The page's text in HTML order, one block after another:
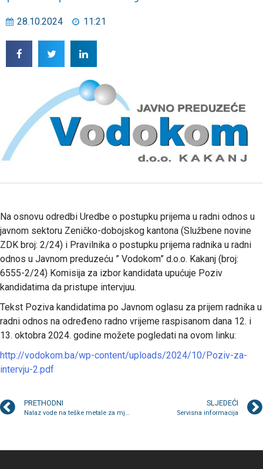
28.10.2024 11:21
Na osnovu odredbi Uredbe o postupku prijema u radni odnos u
javnom sektoru Zeničko-dobojskog kantona (Službene novine
ZDK broj: 2/24) i Pravilnika o postupku prijema radnika u radni
odnos u Javnom preduzeću ” Vodokom” d.o.o. Kakanj (broj:
6555-2/24) Komisija za izbor kandidata upućuje Poziv
kandidatima da pristupe intervjuu.
Tekst Poziva kandidatima po Javnom oglasu za prijem radnika u
radni odnos na određeno radno vrijeme raspisanom dana 12. i
13. oktobra 2024. godine možete pogledati na ovom linku:
http://vodokom.ba/wp-content/uploads/2024/10/Poziv-za-
intervju-2.pdf
PRETHODNI
Nalaz vode na teške metale za mjesec septembar 2024. godine
SLJEDEĆI
Servisna informacija